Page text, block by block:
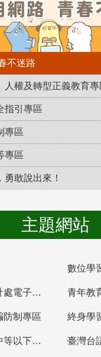
不迷路
人權及轉型正義教育專
指引專區
專區
專區
勇敢說出來！
主題網站
數位學
教育部統計處電子書櫃
防制專區 終身學
教育部高中等以下學校及幼兒園教師資格檢定考試